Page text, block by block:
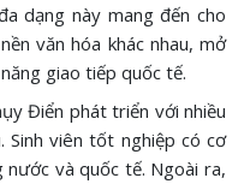
dạng này mang đến cho
văn hóa khác nhau, mở
giao tiếp quốc tế.
Điển phát triển với nhiều
Sinh viên tốt nghiệp có cơ
và quốc tế. Ngoài ra,